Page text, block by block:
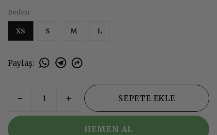
Beden
XS S M L
Paylaş:
SEPETE EKLE
HEMEN AL